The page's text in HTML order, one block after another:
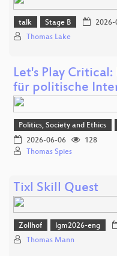
talk Stage B 2026-
Thomas Lake
Let's Play
für politische
Politics, Society and Ethics
2026-06-06
128
Thomas Spies
Tixl Skill Quest
Zollhof lgm2026-eng
Thomas Mann